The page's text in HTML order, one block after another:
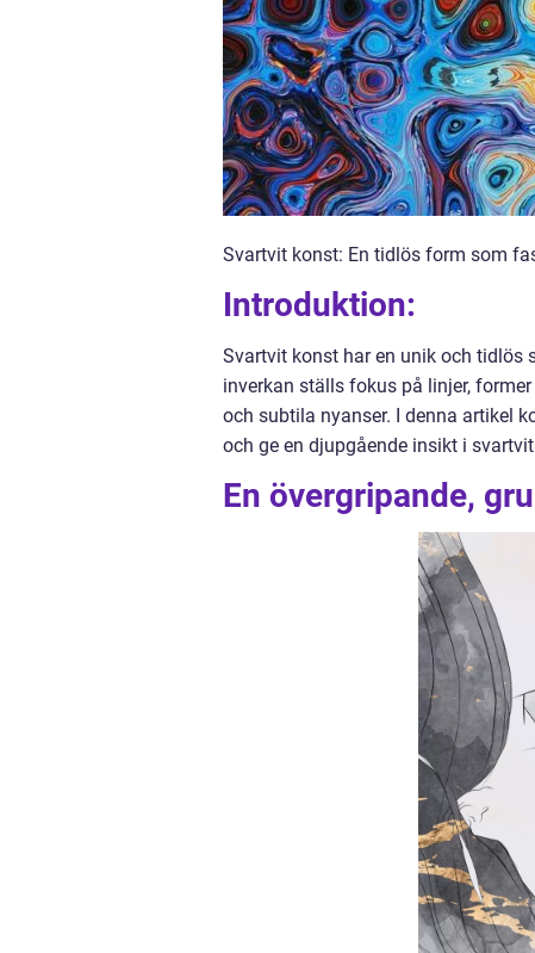
Svartvit konst: En tidlös form som
Introduktion:
Svartvit konst har en unik och tidlös
inverkan ställs fokus på linjer,
och subtila nyanser. I denna artikel
och ge en djupgående insikt i
En övergripande,